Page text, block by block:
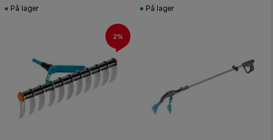
På lager
På lager
2%